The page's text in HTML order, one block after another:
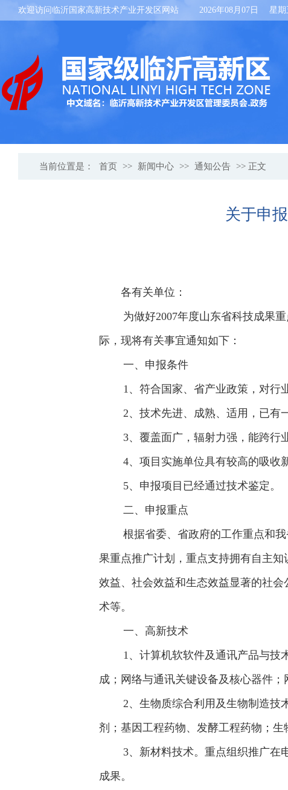
欢迎访问临沂国家高新技术产业开发区网站 2026年08月07日 星期
当前位置是： 首页 >> 新闻中心 >> 通知公告 >> 正文
关于申
各有关单位：
为做好2007年度山东省科技成果重
际，现将有关事宜通知如下：
一、申报条件
1、符合国家、省产业政策，对行业
2、技术先进、成熟、适用，已有一
3、覆盖面广，辐射力强，能跨行业
4、项目实施单位具有较高的吸收新
5、申报项目已经通过技术鉴定。
二、申报重点
根据省委、省政府的工作重点和我
果重点推广计划，重点支持拥有自主
效益、社会效益和生态效益显著的社
术等。
一、高新技术
1、计算机软软件及通讯产品与技术
成；网络与通讯关键设备及核心器件；
2、生物质综合利用及生物制造技术
剂；基因工程药物、发酵工程药物；生
3、新材料技术。重点组织推广在电
成果。